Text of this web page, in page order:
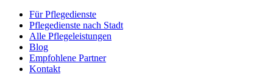
Für Pflegedienste
Pflegedienste nach Stadt
Alle Pflegeleistungen
Blog
Empfohlene Partner
Kontakt